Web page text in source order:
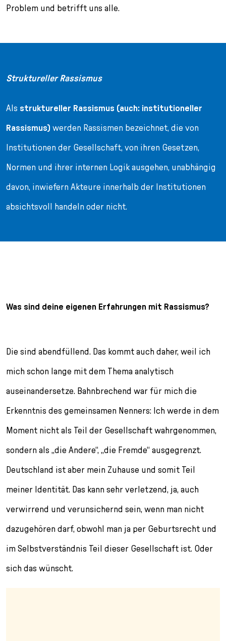
Problem und betrifft uns alle.
Struktureller Rassismus
Als struktureller Rassismus (auch: institutioneller
Rassismus) werden Rassismen bezeichnet, die von
Institutionen der Gesellschaft, von ihren Gesetzen,
Normen und ihrer internen Logik ausgehen, unabhängig
davon, inwiefern Akteure innerhalb der Institutionen
absichtsvoll handeln oder nicht.
Was sind deine eigenen Erfahrungen mit Rassismus?
Die sind abendfüllend. Das kommt auch daher, weil ich
mich schon lange mit dem Thema analytisch
auseinandersetze. Bahnbrechend war für mich die
Erkenntnis des gemeinsamen Nenners: Ich werde in dem
Moment nicht als Teil der Gesellschaft wahrgenommen,
sondern als „die Andere“, „die Fremde“ ausgegrenzt.
Deutschland ist aber mein Zuhause und somit Teil
meiner Identität. Das kann sehr verletzend, ja, auch
verwirrend und verunsichernd sein, wenn man nicht
dazugehören darf, obwohl man ja per Geburtsrecht und
im Selbstverständnis Teil dieser Gesellschaft ist. Oder
sich das wünscht.